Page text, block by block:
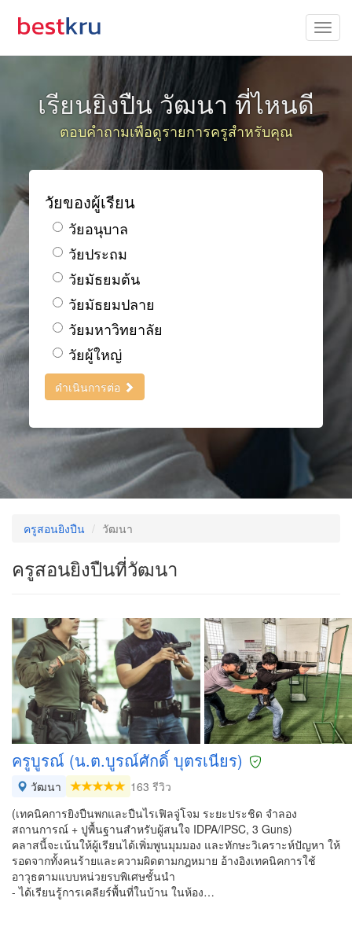
เรียนยิงปืน วัฒนา ที่ไหนดี
ตอบคำถามเพื่อดูรายการครูสำหรับคุณ
วัยของผู้เรียน
วัยอนุบาล
วัยประถม
วัยมัธยมต้น
วัยมัธยมปลาย
วัยมหาวิทยาลัย
วัยผู้ใหญ่
ดำเนินการต่อ
ครูสอนยิงปืน วัฒนา
ครูสอนยิงปืนที่วัฒนา
ครูบูรณ์ (น.ต.บูรณ์ศักดิ์ บุตรเนียร)
วัฒนา
163 รีวิว
(เทคนิคการยิงปืนพกและปืนไรเฟิลจู่โจม ระยะประชิด จำลอง
สถานการณ์ + ปูพื้นฐานสำหรับผู้สนใจ IDPA/IPSC, 3 Guns)
คลาสนี้จะเน้นให้ผู้เรียนได้เพิ่มพูนมุมมอง และทักษะวิเคราะห์ปัญหา ให้
รอดจากทั้งคนร้ายและความผิดตามกฎหมาย อ้างอิงเทคนิคการใช้
อาวุธตามแบบหน่วยรบพิเศษชั้นนำ
- ได้เรียนรู้การเคลียร์พื้นที่ในบ้าน ในห้อง…